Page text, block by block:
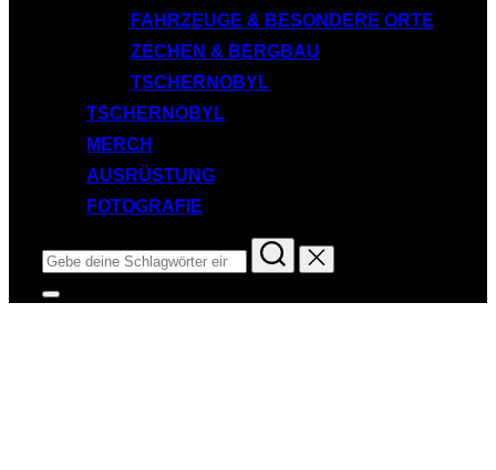
FAHRZEUGE & BESONDERE ORTE
ZECHEN & BERGBAU
TSCHERNOBYL
TSCHERNOBYL
MERCH
AUSRÜSTUNG
FOTOGRAFIE
Suchen
nach:
Seitenleiste